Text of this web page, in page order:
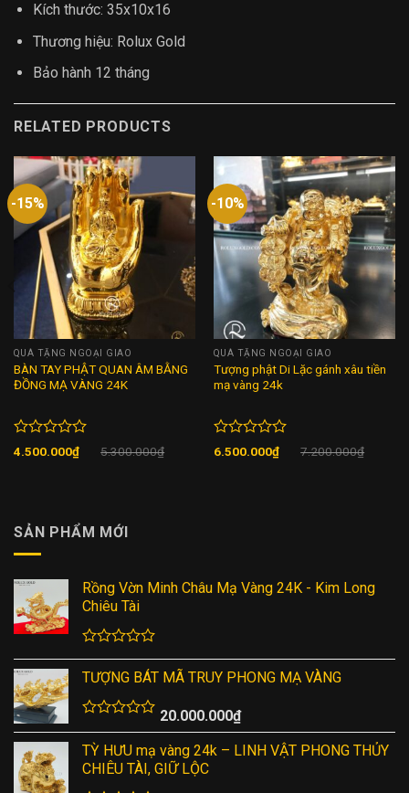
Kích thước: 35x10x16
Thương hiệu: Rolux Gold
Bảo hành 12 tháng
RELATED PRODUCTS
-15%
QUÀ TẶNG NGOẠI GIAO
BÀN TAY PHẬT QUAN ÂM BẰNG
ĐỒNG MẠ VÀNG 24K
Rated
4.500.000₫ 5.300.000₫
-10%
QUÀ TẶNG NGOẠI GIAO
Tượng phật Di Lặc gánh xâu tiền
mạ vàng 24k
Rated
6.500.000₫ 7.200.000₫
SẢN PHẨM MỚI
Rồng Vờn Minh Châu Mạ Vàng 24K - Kim Long
Chiêu Tài
Rated
0
out
of
5
TƯỢNG BÁT MÃ TRUY PHONG MẠ VÀNG
Rated
0
out
of
20.000.000₫
TỲ HƯU mạ vàng 24k – LINH VẬT PHONG THỦY
CHIÊU TÀI, GIỮ LỘC